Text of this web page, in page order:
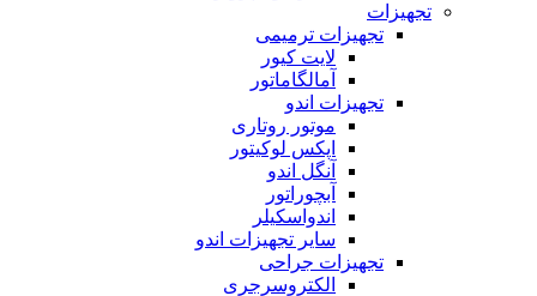
تجهیزات
تجهیزات ترمیمی
لایت کیور
آمالگاماتور
تجهیزات اندو
موتور روتاری
اپکس لوکیتور
آنگل اندو
آبچوراتور
اندواسکیلر
سایر تجهیزات اندو
تجهیزات جراحی
الکتروسرجری